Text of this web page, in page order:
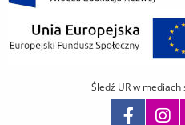
Śledź UR w mediach